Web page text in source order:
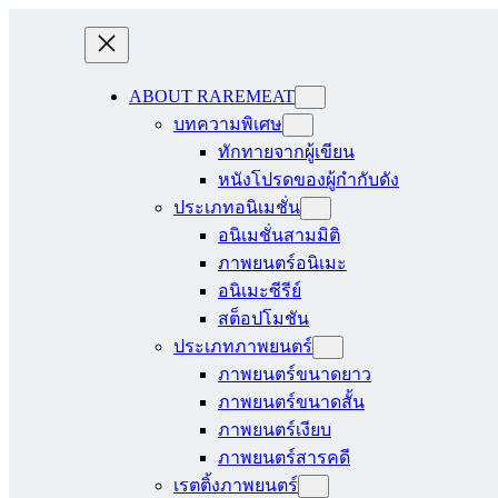
ABOUT RAREMEAT
บทความพิเศษ
ทักทายจากผู้เขียน
หนังโปรดของผู้กำกับดัง
ประเภทอนิเมชั่น
อนิเมชั่นสามมิติ
ภาพยนตร์อนิเมะ
อนิเมะซีรีย์
สต็อปโมชัน
ประเภทภาพยนตร์
ภาพยนตร์ขนาดยาว
ภาพยนตร์ขนาดสั้น
ภาพยนตร์เงียบ
ภาพยนตร์สารคดี
เรตติ้งภาพยนตร์